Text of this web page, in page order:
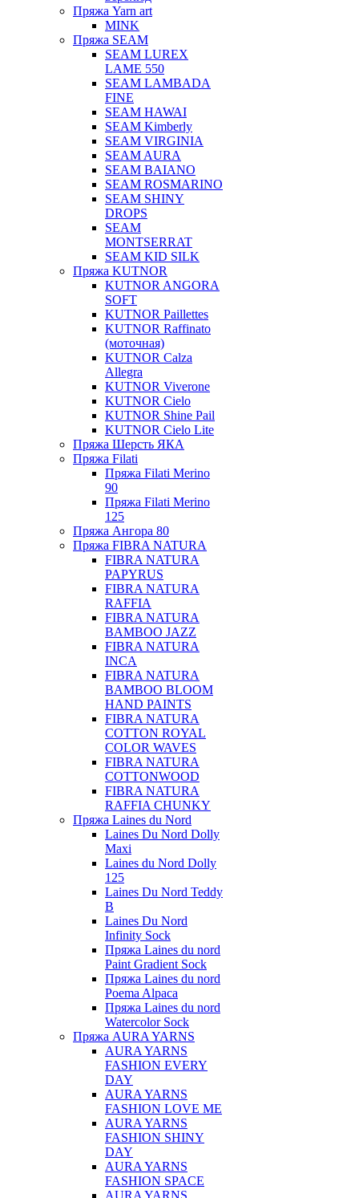
Пряжа Yarn art
MINK
Пряжа SEAM
SEAM LUREX
LAME 550
SEAM LAMBADA
FINE
SEAM HAWAI
SEAM Kimberly
SEAM VIRGINIA
SEAM AURA
SEAM BAIANO
SEAM ROSMARINO
SEAM SHINY
DROPS
SEAM
MONTSERRAT
SEAM KID SILK
Пряжа KUTNOR
KUTNOR ANGORA
SOFT
KUTNOR Paillettes
KUTNOR Raffinato
(моточная)
KUTNOR Calza
Allegra
KUTNOR Viverone
KUTNOR Cielo
KUTNOR Shine Pail
KUTNOR Cielo Lite
Пряжа Шерсть ЯКА
Пряжа Filati
Пряжа Filati Merino
90
Пряжа Filati Merino
125
Пряжа Ангора 80
Пряжа FIBRA NATURA
FIBRA NATURA
PAPYRUS
FIBRA NATURA
RAFFIA
FIBRA NATURA
BAMBOO JAZZ
FIBRA NATURA
INCA
FIBRA NATURA
BAMBOO BLOOM
HAND PAINTS
FIBRA NATURA
COTTON ROYAL
COLOR WAVES
FIBRA NATURA
COTTONWOOD
FIBRA NATURA
RAFFIA CHUNKY
Пряжа Laines du Nord
Laines Du Nord Dolly
Maxi
Laines du Nord Dolly
125
Laines Du Nord Teddy
B
Laines Du Nord
Infinity Sock
Пряжа Laines du nord
Paint Gradient Sock
Пряжа Laines du nord
Poema Alpaca
Пряжа Laines du nord
Watercolor Sock
Пряжа AURA YARNS
AURA YARNS
FASHION EVERY
DAY
AURA YARNS
FASHION LOVE ME
AURA YARNS
FASHION SHINY
DAY
AURA YARNS
FASHION SPACE
AURA YARNS